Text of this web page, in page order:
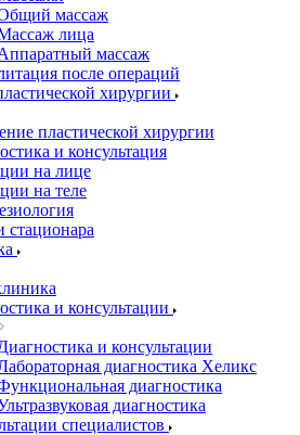
массаж
лица
массаж
после операций
хирургии
пластической хирургии
и консультация
на лице
на теле
стационара
и консультации
и консультации
диагностика Хеликс
диагностика
диагностика
специалистов